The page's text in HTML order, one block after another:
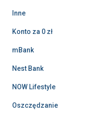
Inne
Konto za 0 zł
mBank
Nest Bank
NOW Lifestyle
Oszczędzanie